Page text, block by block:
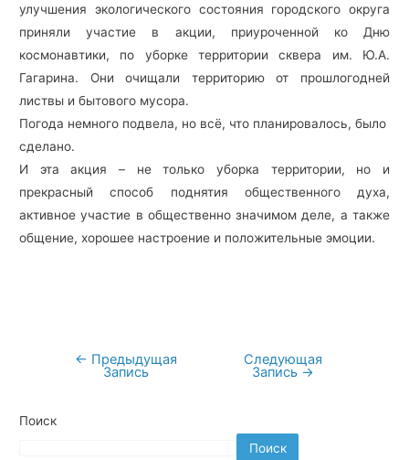
улучшения экологического состояния городского округа
приняли участие в акции, приуроченной ко Дню
космонавтики, по уборке территории сквера им. Ю.А.
Гагарина. Они очищали территорию от прошлогодней
листвы и бытового мусора.
Погода немного подвела, но всё, что планировалось, было
сделано.
И эта акция – не только уборка территории, но и
прекрасный способ поднятия общественного духа,
активное участие в общественно значимом деле, а также
общение, хорошее настроение и положительные эмоции.
Навигация
← Предыдущая
Запись
Следующая
Запись →
Поиск
Поиск